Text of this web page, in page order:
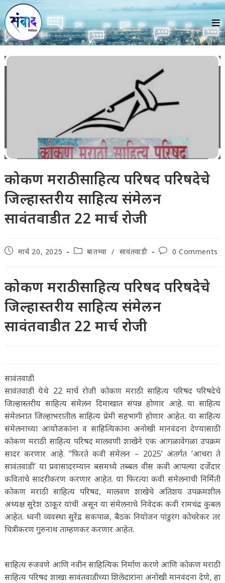
Skip
to
content
कोकण मराठी साहित्य परिषद परिषदेचे
जिल्हास्तरीय साहित्य संमेलन
सावंतवाडीत 22 मार्च रोजी
Postमार्च 20, 2025
Postबातम्या / सावंतवाडी
Post0 Comments
कोकण मराठी साहित्य परिषद परिषदेचे
जिल्हास्तरीय साहित्य संमेलन
सावंतवाडीत 22 मार्च रोजी
सावंतवाडी
सावंतवाडी येथे 22 मार्च रोजी कोकण मराठी साहित्य परिषद परिषदेचे
जिल्हास्तरीय साहित्य संमेलन दिमाखात संपन्न होणार आहे. या साहित्य
संमेलनात जिल्हाभरातील साहित्य प्रेमी सहभागी होणार आहेत. या साहित्य
संमेलनाच्या आयोजकांना व साहित्यिकांना अनोखी मानवंदना देण्यासाठी
कोकण मराठी साहित्य परिषद मालवणी शाखेने एक आगळावेगळा उपक्रम
सादर करणार आहे. ’’फिरते कवी संमेलन – 2025’ अंतर्गत ’आचरा ते
सावंतवाडी’ या प्रवासादरम्यान बसमध्ये तब्बल वीस कवी आपल्या दर्जेदार
कवितांचे सादरीकरण करणार आहेत. या फिरत्या कवी संमेलनाची निर्मिती
कोकण मराठी साहित्य परिषद, मालवण शाखेचे अतिशय उपक्रमशील
अध्यक्ष सुरेश ठाकूर यांची असून या संमेलनाचे निवेदक कवी रामचंद्र कुबल
आहेत. ध्वनी व्यवस्था सुरेंद्र सकपाळ, बैठक नियोजन पांडुरंग कोचरेकर तर
चित्रीकरण गुरुनाथ ताम्हणकर करणार आहेत.
साहित्य रुजवणे आणि नवीन साहित्यिक निर्माण करणे आणि कोकण मराठी
साहित्य परिषद शाखा सावंतवाडीच्या शिलेदारांना अनोखी मानवंदना देणे, हा